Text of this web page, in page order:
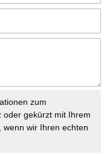
zum
oder gekürzt mit Ihrem
wenn wir Ihren echten